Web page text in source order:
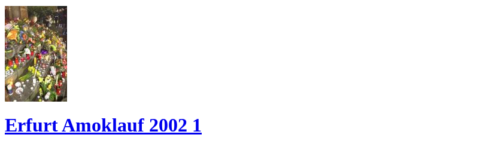
Erfurt Amoklauf 2002 1